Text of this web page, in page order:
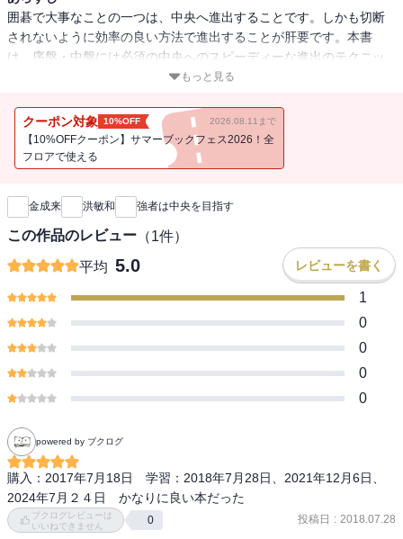
囲碁で大事なことの一つは、中央へ進出することです。しかも切断
されないように効率の良い方法で進出することが肝要です。本書
は、序盤・中盤には必須の中央へのスピーディーな進出のテクニッ
もっと見る
クーポン対象 10%OFF 2026.08.11まで
【10%OFFクーポン】サマーブックフェス2026！全
フロアで使える
新刊通知
金成来 洪敏和 強者は中央を目指す
この作品のレビュー （1件）
平均 5.0 レビューを書く
1
0
0
0
0
powered by ブクログ
購入：2017年7月18日　学習：2018年7月28日、2021年12月6日、
2024年7月２４日　かなりに良い本だった
ブクログレビューは
いいねできません
0 投稿日 : 2018.07.28